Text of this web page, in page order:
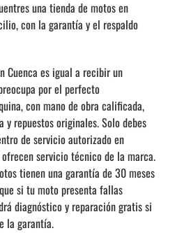
una tienda de motos en
con la garantía y el respaldo
Cuenca es igual a recibir un
por el perfecto
con mano de obra calificada,
y repuestos originales. Solo debes
de servicio autorizado en
servicio técnico de la marca.
tienen una garantía de 30 meses
si tu moto presenta fallas
diagnóstico y reparación gratis si
la garantía.